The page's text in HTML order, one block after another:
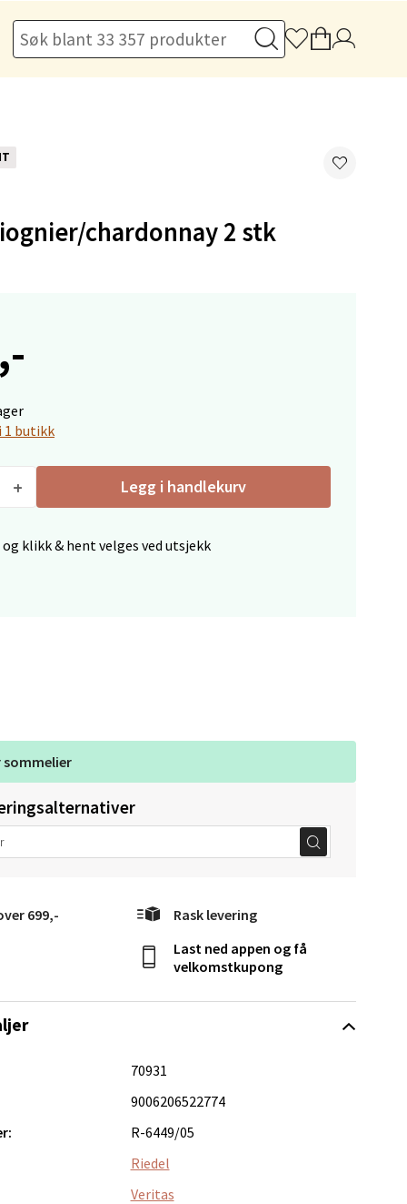
chardonnay 2 stk
1 butikk
Legg i handlekurv
klikk & hent velges ved utsjekk
sommelier
699,- Rask levering
Last ned appen og få
velkomstkupong
70931
9006206522774
R-6449/05
Riedel
Veritas
g